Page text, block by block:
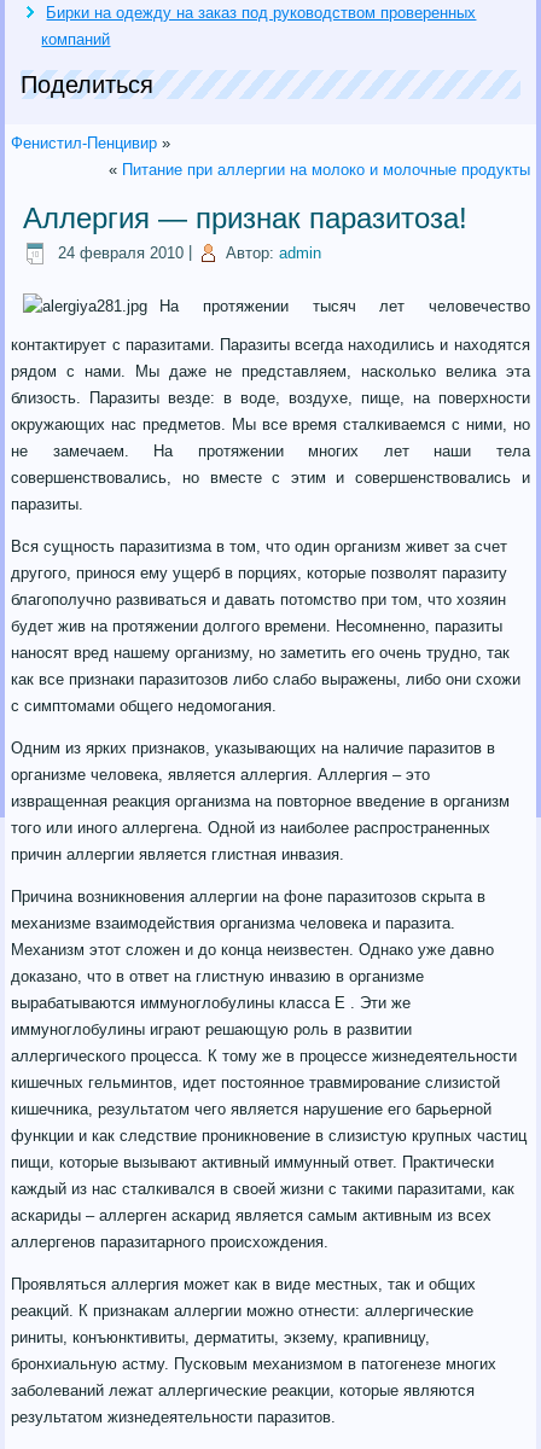
Бирки на одежду на заказ под руководством проверенных
компаний
Поделиться
Фенистил-Пенцивир »
« Питание при аллергии на молоко и молочные продукты
Аллергия — признак паразитоза!
24 февраля 2010 Автор: admin
На протяжении тысяч лет человечество
контактирует с паразитами. Паразиты всегда находились и находятся
рядом с нами. Мы даже не представляем, насколько велика эта
близость. Паразиты везде: в воде, воздухе, пище, на поверхности
окружающих нас предметов. Мы все время сталкиваемся с ними, но
не замечаем. На протяжении многих лет наши тела
совершенствовались, но вместе с этим и совершенствовались и
паразиты.
Вся сущность паразитизма в том, что один организм живет за счет
другого, принося ему ущерб в порциях, которые позволят паразиту
благополучно развиваться и давать потомство при том, что хозяин
будет жив на протяжении долгого времени. Несомненно, паразиты
наносят вред нашему организму, но заметить его очень трудно, так
как все признаки паразитозов либо слабо выражены, либо они схожи
с симптомами общего недомогания.
Одним из ярких признаков, указывающих на наличие паразитов в
организме человека, является аллергия. Аллергия – это
извращенная реакция организма на повторное введение в организм
того или иного аллергена. Одной из наиболее распространенных
причин аллергии является глистная инвазия.
Причина возникновения аллергии на фоне паразитозов скрыта в
механизме взаимодействия организма человека и паразита.
Механизм этот сложен и до конца неизвестен. Однако уже давно
доказано, что в ответ на глистную инвазию в организме
вырабатываются иммуноглобулины класса Е . Эти же
иммуноглобулины играют решающую роль в развитии
аллергического процесса. К тому же в процессе жизнедеятельности
кишечных гельминтов, идет постоянное травмирование слизистой
кишечника, результатом чего является нарушение его барьерной
функции и как следствие проникновение в слизистую крупных частиц
пищи, которые вызывают активный иммунный ответ. Практически
каждый из нас сталкивался в своей жизни с такими паразитами, как
аскариды – аллерген аскарид является самым активным из всех
аллергенов паразитарного происхождения.
Проявляться аллергия может как в виде местных, так и общих
реакций. К признакам аллергии можно отнести: аллергические
риниты, конъюнктивиты, дерматиты, экзему, крапивницу,
бронхиальную астму. Пусковым механизмом в патогенезе многих
заболеваний лежат аллергические реакции, которые являются
результатом жизнедеятельности паразитов.